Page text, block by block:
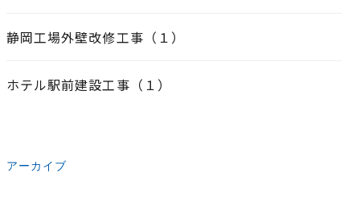
静岡工場外壁改修工事（１）
ホテル駅前建設工事（１）
アーカイブ